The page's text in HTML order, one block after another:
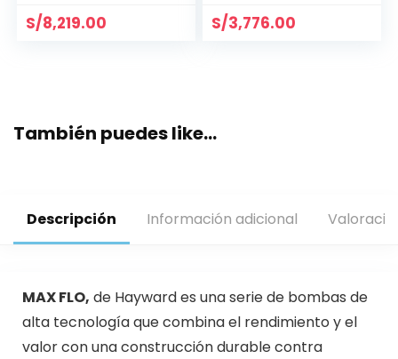
S/8,219.00 S/3,776.00
También puedes like…
Descripción Información adicional
MAX FLO, de Hayward es una serie de bombas de
alta tecnología que combina el rendimiento y el
valor con una construcción durable contra